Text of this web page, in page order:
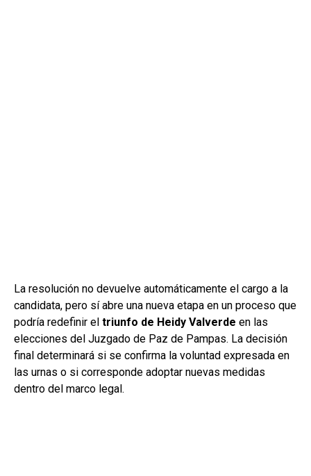
La resolución no devuelve automáticamente el cargo a la
candidata, pero sí abre una nueva etapa en un proceso que
podría redefinir el triunfo de Heidy Valverde en las
elecciones del Juzgado de Paz de Pampas. La decisión
final determinará si se confirma la voluntad expresada en
las urnas o si corresponde adoptar nuevas medidas
dentro del marco legal.